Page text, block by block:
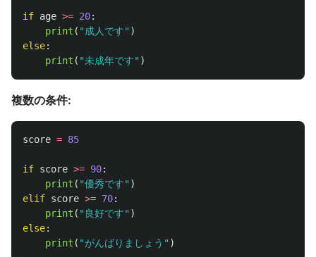
if age >= 20:
print ( "成人です" )
else:
print ( "未成年です" )
複数の条件:
score = 85
if score >= 90:
print ( "優秀です" )
elif score >= 70:
print ( " 良好です" )
else:
print ( "がんばりましょう " )